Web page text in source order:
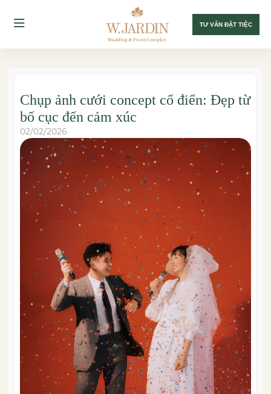
TƯ VẤN ĐẶT TIỆC
Chụp ảnh cưới concept cổ điển: Đẹp từ
bố cục đến cảm xúc
02/02/2026